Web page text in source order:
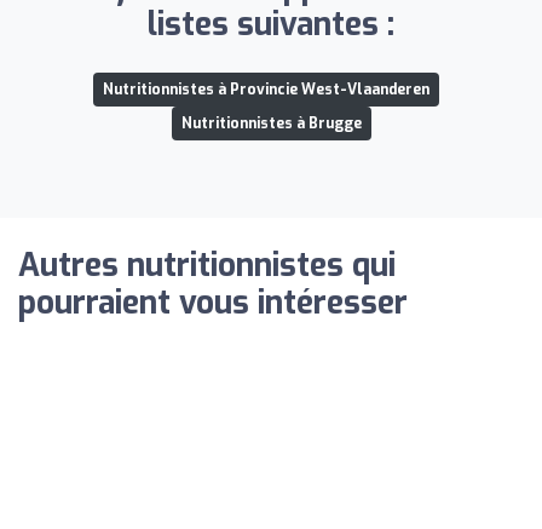
listes suivantes :
Nutritionnistes à Provincie West-Vlaanderen
Nutritionnistes à Brugge
Autres nutritionnistes qui
pourraient vous intéresser